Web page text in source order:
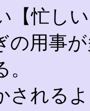
【忙し
用事
れる